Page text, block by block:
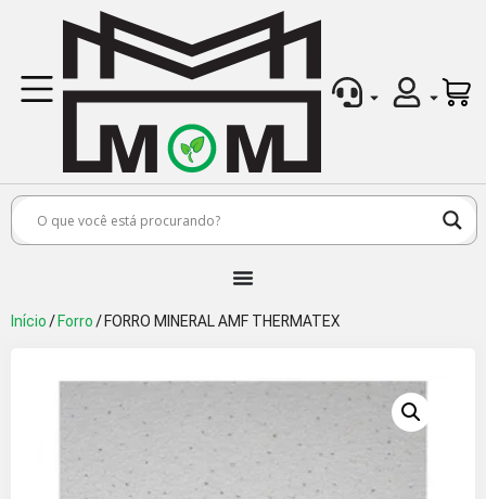
Início / Forro / FORRO MINERAL AMF THERMATEX